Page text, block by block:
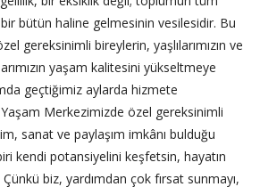
bütün haline gelmesinin vesilesidir. Bu
gereksinimli bireylerin, yaşlılarımızın ve
yaşam kalitesini yükseltmeye
geçtiğimiz aylarda hizmete
Merkezimizde özel gereksinimli
sanat ve paylaşım imkânı bulduğu
kendi potansiyelini keşfetsin, hayatın
biz, yardımdan çok fırsat sunmayı,